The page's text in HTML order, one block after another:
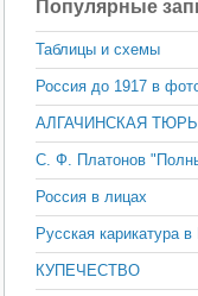
Популярные
Таблицы и схемы
Россия до 1917 в
АЛГАЧИНСКАЯ
С. Ф. Платонов
Россия в лицах
Русская карикатура
КУПЕЧЕСТВО